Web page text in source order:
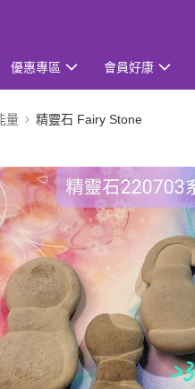
優惠專區 會員好康
量 精靈石 Fairy Stone